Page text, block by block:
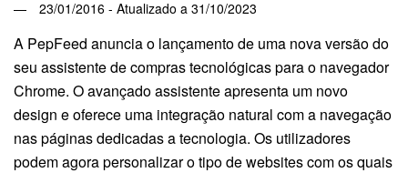
23/01/2016 - Atualizado a 31/10/2023
A PepFeed anuncia o lançamento de uma nova versão do
seu assistente de compras tecnológicas para o navegador
Chrome. O avançado assistente apresenta um novo
design e oferece uma integração natural com a navegação
nas páginas dedicadas a tecnologia. Os utilizadores
podem agora personalizar o tipo de websites com os quais